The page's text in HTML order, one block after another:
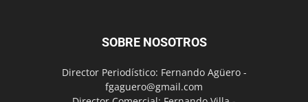
SOBRE NOSOTROS
Director Periodístico: Fernando Agüero -
fgaguero@gmail.com